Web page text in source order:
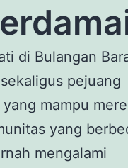
di Bulangan
pejuang
mampu
yang
mengalami